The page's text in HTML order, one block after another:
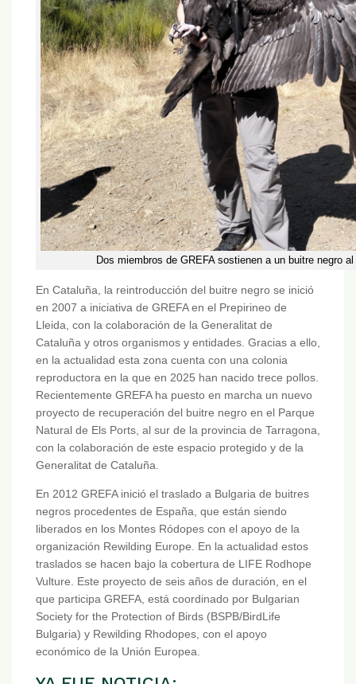
Dos miembros de GREFA sostienen a un buitre negro
En Cataluña, la reintroducción del buitre negro se inició
en 2007 a iniciativa de GREFA en el Prepirineo de
Lleida, con la colaboración de la Generalitat de
Cataluña y otros organismos y entidades. Gracias a ello,
en la actualidad esta zona cuenta con una colonia
reproductora en la que en 2025 han nacido trece pollos.
Recientemente GREFA ha puesto en marcha un nuevo
proyecto de recuperación del buitre negro en el Parque
Natural de Els Ports, al sur de la provincia de Tarragona,
con la colaboración de este espacio protegido y de la
Generalitat de Cataluña.
En 2012 GREFA inició el traslado a Bulgaria de buitres
negros procedentes de España, que están siendo
liberados en los Montes Ródopes con el apoyo de la
organización Rewilding Europe. En la actualidad estos
traslados se hacen bajo la cobertura de LIFE Rodhope
Vulture. Este proyecto de seis años de duración, en el
que participa GREFA, está coordinado por Bulgarian
Society for the Protection of Birds (BSPB/BirdLife
Bulgaria) y Rewilding Rhodopes, con el apoyo
económico de la Unión Europea.